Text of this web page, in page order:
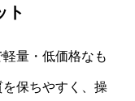
ト
量・低価格なも
保ちやすく、操